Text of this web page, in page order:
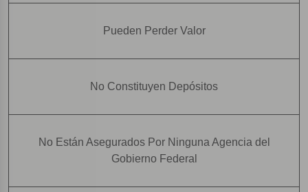
Pueden Perder Valor
No Constituyen Depósitos
No Están Asegurados Por Ninguna Agencia del
Gobierno Federal